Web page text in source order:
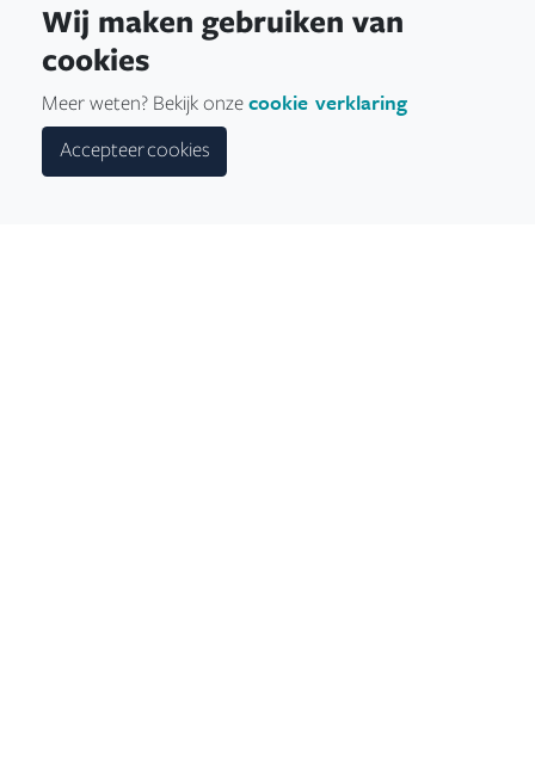
Wij maken gebruiken van
cookies
Meer weten? Bekijk onze cookie verklaring
Accepteer cookies